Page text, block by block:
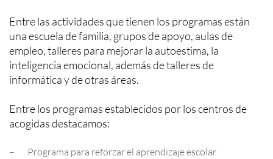
Entre las actividades que tienen los programas están
una escuela de familia, grupos de apoyo, aulas de
empleo, talleres para mejorar la autoestima, la
inteligencia emocional, además de talleres de
informática y de otras áreas.
Entre los programas establecidos por los centros de
acogidas destacamos:
– Programa para reforzar el aprendizaje escolar